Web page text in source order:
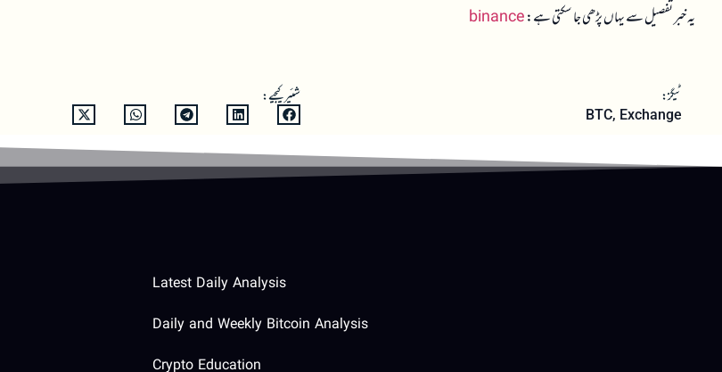
یہ خبر تفصیل سے یہاں پڑھی جا سکتی ہے:binance
ٹیگز:
BTC, Exchange
شئیر کیجیے:
Latest Daily Analysis
Daily and Weekly Bitcoin Analysis
Crypto Education